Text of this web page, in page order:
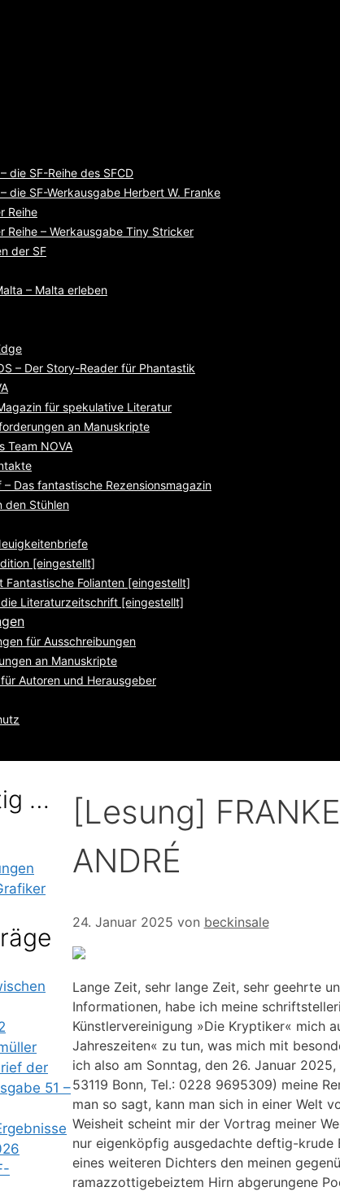
die SF-Reihe des SFCD
die SF-Werkausgabe Herbert W. Franke
Reihe
Reihe – Werkausgabe Tiny Stricker
der SF
– Malta erleben
– Der Story-Reader für Phantastik
für spekulative Literatur
an Manuskripte
Team NOVA
– Das fantastische Rezensionsmagazin
den Stühlen
[eingestellt]
Fantastische Folianten [eingestellt]
die Literaturzeitschrift [eingestellt]
für Ausschreibungen
an Manuskripte
Autoren und Herausgeber
[Lesung]
ANDRÉ
24. Januar 2025 von beckinsale
Lange Zeit, sehr lange Zeit, sehr geehrte
Informationen, habe ich meine
Künstlervereinigung »Die Kryptiker« mich
Jahreszeiten« zu tun, was mich mit
ich also am Sonntag, den 26. Januar
53119 Bonn, Tel.: 0228 9695309) meine
man so sagt, kann man sich in einer Welt
Weisheit scheint mir der Vortrag meiner
nur eigenköpfig ausgedachte deftig-krude
eines weiteren Dichters den meinen
ramazzottigebeiztem Hirn abgerungene
…
der
51 –